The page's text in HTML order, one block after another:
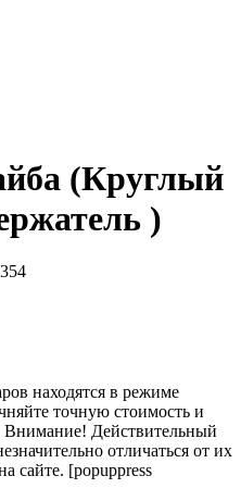
(Круглый
)
находятся в режиме
точную стоимость и
Внимание! Действительный
отличаться от их
сайте. [popuppress